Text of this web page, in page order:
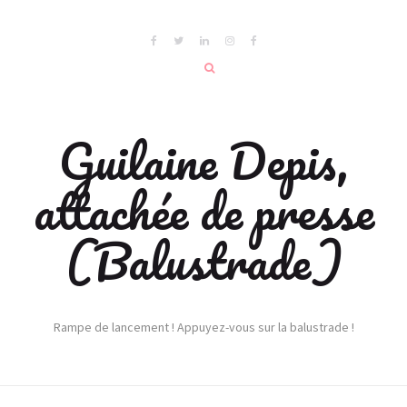
Guilaine Depis,
attachée de presse
(Balustrade)
Rampe de lancement ! Appuyez-vous sur la balustrade !